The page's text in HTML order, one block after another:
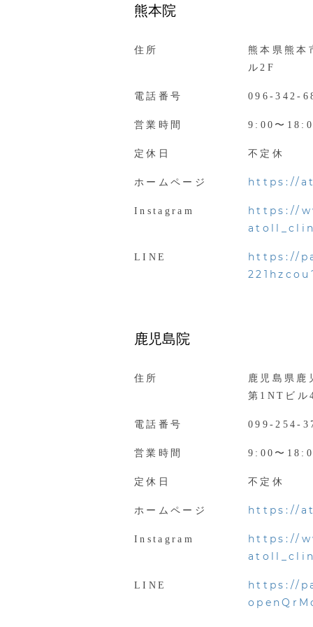
熊本院
住所
熊本県熊本
ル2F
電話番号 096-342-
営業時間 9:00〜
定休日 不定休
ホームページ https://
Instagram
https://
LINE
https://
鹿児島院
住所
鹿児島県鹿
第1NTビル
電話番号 099-254-
営業時間 9:00〜
定休日 不定休
ホームページ https://
Instagram
https://
LINE
https://